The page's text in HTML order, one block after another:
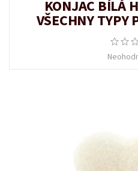
KONJAC BÍLÁ
VŠECHNY TYPY